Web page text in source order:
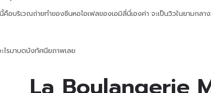
ริเวณถ่ายทำของซีนหอไอเฟลของเอมิลี่นี่เองค่า จะเป็นวิวในยามกล
ไรมาบดบังทัศนียภาพเลย